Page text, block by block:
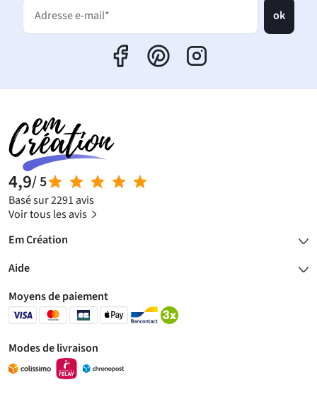
Adresse e-mail* ok
4,9/ 5
Basé sur 2291 avis
Voir tous les avis
Em Création
Aide
Moyens de paiement
Modes de livraison